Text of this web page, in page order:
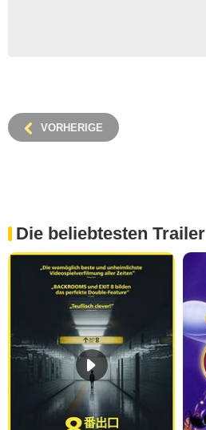
VORHERIGE
Die beliebtesten Trailer